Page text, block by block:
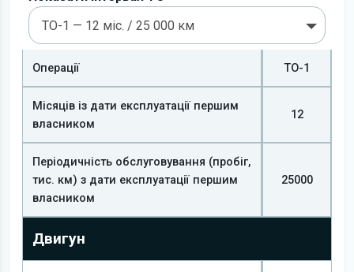
ТО-1 — 12 міс. / 25 000 км
Операції ТО-1
Місяців із дати експлуатації першим
власником
12
Періодичність обслуговування (пробіг,
тис. км) з дати експлуатації першим
власником
25000
Двигун